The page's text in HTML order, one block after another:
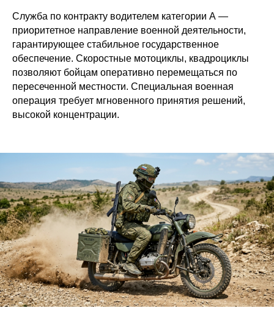
Служба по контракту водителем категории А —
приоритетное направление военной деятельности,
гарантирующее стабильное государственное
обеспечение. Скоростные мотоциклы, квадроциклы
позволяют бойцам оперативно перемещаться по
пересеченной местности. Специальная военная
операция требует мгновенного принятия решений,
высокой концентрации.